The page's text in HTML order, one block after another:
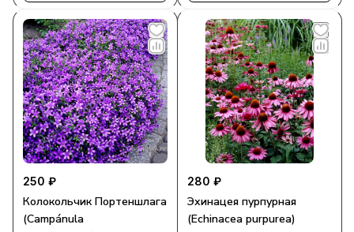
250 ₽
Колокольчик Портеншлага
(Campánula
280 ₽
Эхинацея пурпурная
(Echinacea purpurea)